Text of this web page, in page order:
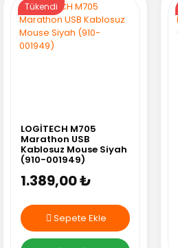
Tükendi
LOGİTECH M705
Marathon USB
Kablosuz Mouse Siyah
(910-001949)
1.389,00 ₺
Sepete Ekle